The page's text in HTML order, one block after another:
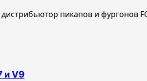
пикапов и фургонов
и V9